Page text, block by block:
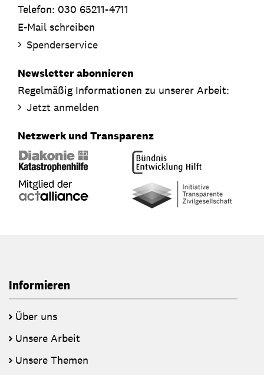
Telefon: 030 65211-4711
E-Mail schreiben
Spenderservice
Newsletter abonnieren
Regelmäßig Informationen zu unserer Arbeit:
Jetzt anmelden
Netzwerk und Transparenz
Informieren
Über uns
Unsere Arbeit
Unsere Themen